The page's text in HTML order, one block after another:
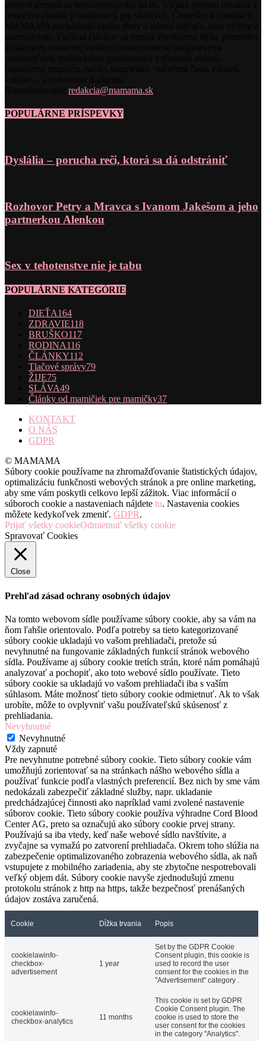
redakcia@mamama.sk
POPULÁRNE PRÍSPEVKY
Dyslália – porucha reči, ktorá sa dá odstrániť
Rozhovor Petry a Mravca s Ivanom Jakešom a jeho
partnerkou Alenkou
Sex v tehotenstve nie je tabu
POPULÁRNE KATEGÓRIE
DIEŤA164
ZDRAVIE118
BRUŠKO117
RODINA116
ČLÁNKY112
Tlačové správy79
ŽIJE75
SLÁVA49
Články od mamičiek pre mamičky37
KONTAKT
O NÁS
GDPR
© MAMAMA
Súbory cookie používame na zhromažďovanie štatistických údajov,
optimalizáciu funkčnosti webových stránok a pre online marketing,
aby sme vám poskytli celkovo lepší zážitok. Viac informácií o
súboroch cookie a nastaveniach nájdete tu. Nastavenia cookies
môžete kedykoľvek zmeniť. GDPR.
Prijať všetky cookieOdmietnuť všetky cookie
Spravovať Cookies
Close
Prehľad zásad ochrany osobných údajov
Na tomto webovom sídle používame súbory cookie, aby sa vám na
ňom ľahšie orientovalo. Podľa potreby sa tieto kategorizované
súbory cookie ukladajú vo vašom prehliadači, pretože sú
nevyhnutné na fungovanie základných funkcií stránok webového
sídla. Používame aj súbory cookie tretích strán, ktoré nám pomáhajú
analyzovať a pochopiť, ako toto webové sídlo používate. Tieto
súbory cookie sa ukladajú vo vašom prehliadači iba s vaším
súhlasom. Máte možnosť tieto súbory cookie odmietnuť. Ak to však
urobíte, môže to ovplyvniť vašu používateľskú skúsenosť z
prehliadania.
Nevyhnutné
Nevyhnutné
Vždy zapnuté
Pre nevyhnutne potrebné súbory cookie. Tieto súbory cookie vám
umožňujú zorientovať sa na stránkach nášho webového sídla a
používať funkcie podľa vlastných preferencií. Bez nich by sme vám
nedokázali zabezpečiť základné služby, napr. ukladanie
predchádzajúcej činnosti ako napríklad vami zvolené nastavenie
súborov cookie. Tieto súbory cookie používa výhradne Cord Blood
Center AG, preto sa označujú ako súbory cookie prvej strany.
Používajú sa iba vtedy, keď naše webové sídlo navštívite, a
zvyčajne sa vymažú po zatvorení prehliadača. Okrem toho slúžia na
zabezpečenie optimalizovaného zobrazenia webového sídla, ak naň
vstupujete z mobilného zariadenia, aby ste zbytočne nespotrebovali
veľký objem dát. Súbory cookie navyše zjednodušujú zmenu
protokolu stránok z http na https, takže bezpečnosť prenášaných
údajov zostáva zaručená.
Cookie Dĺžka trvania Popis
cookielawinfo-
checkbox-
advertisement
1 year
Set by the GDPR Cookie
Consent plugin, this cookie is
used to record the user
consent for the cookies in the
"Advertisement" category .
cookielawinfo-
checkbox-analytics
11 months
This cookie is set by GDPR
Cookie Consent plugin. The
cookie is used to store the
user consent for the cookies
in the category "Analytics".